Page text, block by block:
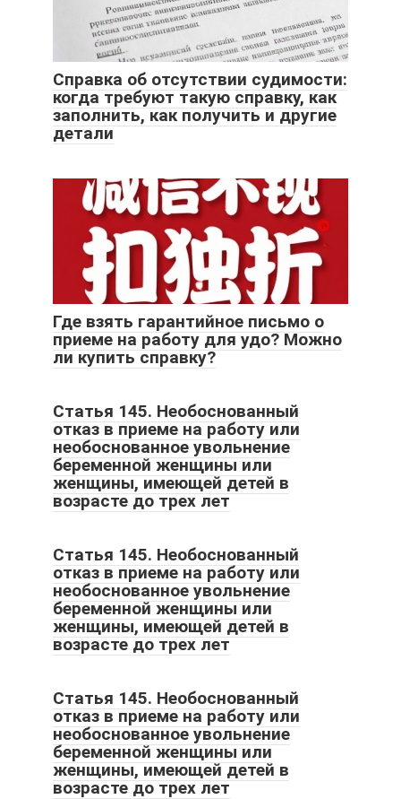
Справка об отсутствии судимости:
когда требуют такую справку, как
заполнить, как получить и другие
детали
Где взять гарантийное письмо о
приеме на работу для удо? Можно
ли купить справку?
Статья 145. Необоснованный
отказ в приеме на работу или
необоснованное увольнение
беременной женщины или
женщины, имеющей детей в
возрасте до трех лет
Статья 145. Необоснованный
отказ в приеме на работу или
необоснованное увольнение
беременной женщины или
женщины, имеющей детей в
возрасте до трех лет
Статья 145. Необоснованный
отказ в приеме на работу или
необоснованное увольнение
беременной женщины или
женщины, имеющей детей в
возрасте до трех лет